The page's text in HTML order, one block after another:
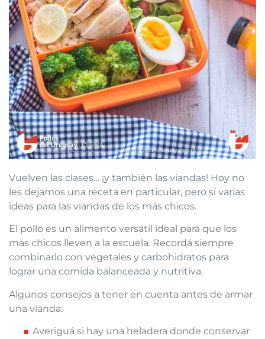
Vuelven las clases… ¡y también las viandas! Hoy no
les dejamos una receta en particular, pero sí varias
ideas para las viandas de los más chicos.
El pollo es un alimento versátil ideal para que los
mas chicos lleven a la escuela. Recordá siempre
combinarlo con vegetales y carbohidratos para
lograr una comida balanceada y nutritiva.
Algunos consejos a tener en cuenta antes de armar
una vianda:
Averiguá si hay una heladera donde conservar